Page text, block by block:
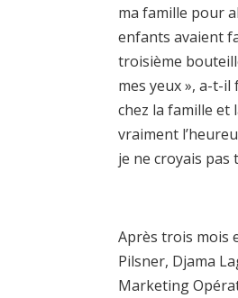
ma famille pour
enfants avaient
troisième
mes yeux », a-t-il
chez la famille et
vraiment
je ne croyais
Après trois mois
Pilsner, Djama
Marketing